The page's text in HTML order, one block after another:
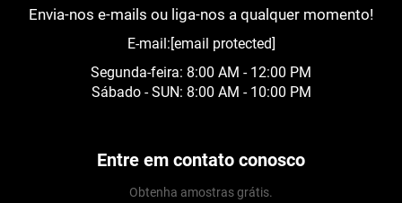
Envia-nos e-mails ou liga-nos a qualquer momento!
E-mail:[email protected]
Segunda-feira: 8:00 AM - 12:00 PM
Sábado - SUN: 8:00 AM - 10:00 PM
Entre em contato conosco
Obtenha amostras grátis.